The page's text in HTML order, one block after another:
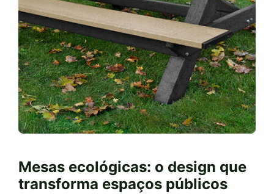
Mesas ecológicas: o design que
transforma espaços públicos